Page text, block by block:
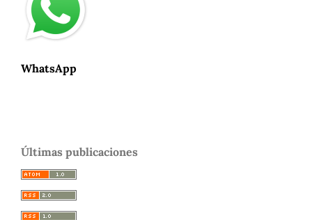
WhatsApp
Últimas publicaciones